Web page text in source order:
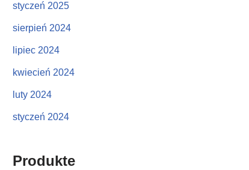
styczeń 2025
sierpień 2024
lipiec 2024
kwiecień 2024
luty 2024
styczeń 2024
Produkte